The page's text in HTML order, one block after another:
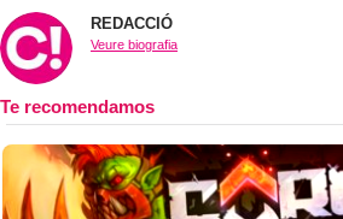
REDACCIÓ
Veure biografia